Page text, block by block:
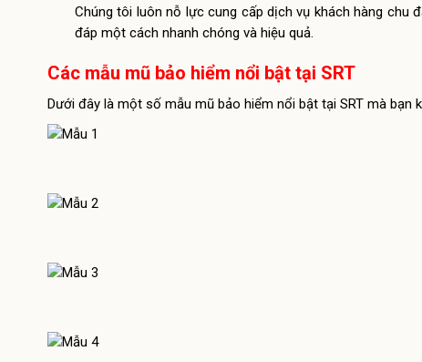
Chúng tôi luôn nỗ lực cung cấp dịch vụ khách hàng chu
đáp một cách nhanh chóng và hiệu quả.
Các mẫu mũ bảo hiểm nổi bật tại SRT
Dưới đây là một số mẫu mũ bảo hiểm nổi bật tại SRT mà bạn